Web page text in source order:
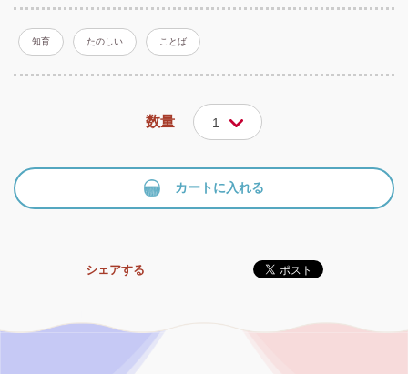
知育 たのしい ことば
数量 1
カートに入れる
シェアする